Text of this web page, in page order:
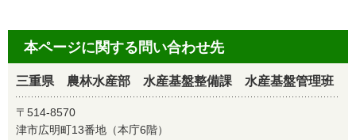
本ページに関する問い合わせ先
三重県 農林水産部 水産基盤整備課 水産基盤管理班
〒514-8570
津市広明町13番地（本庁6階）